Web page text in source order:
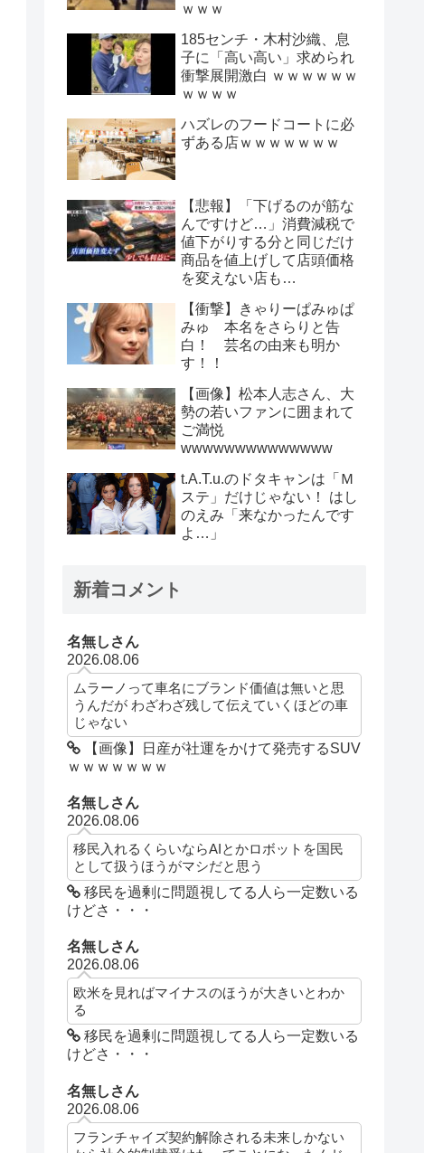
ｗｗｗ
185センチ・木村沙織、息
子に「高い高い」求められ
衝撃展開激白 ｗｗｗｗｗｗ
ｗｗｗｗ
ハズレのフードコートに必
ずある店ｗｗｗｗｗｗｗ
【悲報】「下げるのが筋な
んですけど…」消費減税で
値下がりする分と同じだけ
商品を値上げして店頭価格
を変えない店も…
【衝撃】きゃりーぱみゅぱ
みゅ 本名をさらりと告
白！ 芸名の由来も明か
す！！
【画像】松本人志さん、大
勢の若いファンに囲まれて
ご満悦
wwwwwwwwwwwwww
t.A.T.u.のドタキャンは「Ｍ
ステ」だけじゃない！ はし
のえみ「来なかったんです
よ…」
新着コメント
名無しさん
2026.08.06
ムラーノって車名にブランド価値は無いと思
うんだが わざわざ残して伝えていくほどの車
じゃない
【画像】日産が社運をかけて発売するSUV
ｗｗｗｗｗｗｗ
名無しさん
2026.08.06
移民入れるくらいならAIとかロボットを国民
として扱うほうがマシだと思う
移民を過剰に問題視してる人ら一定数いる
けどさ・・・
名無しさん
2026.08.06
欧米を見ればマイナスのほうが大きいとわか
る
移民を過剰に問題視してる人ら一定数いる
けどさ・・・
名無しさん
2026.08.06
フランチャイズ契約解除される未来しかない